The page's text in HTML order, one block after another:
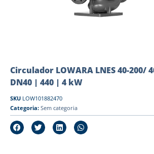
Circulador LOWARA LNES 40-200/
DN40 | 440 | 4 kW
SKU LOW101882470
Categoria: Sem categoria